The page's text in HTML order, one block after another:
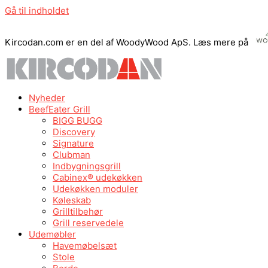
Gå til indholdet
Kircodan.com er en del af WoodyWood ApS. Læs mere på
Nyheder
BeefEater Grill
BIGG BUGG
Discovery
Signature
Clubman
Indbygningsgrill
Cabinex® udekøkken
Udekøkken moduler
Køleskab
Grilltilbehør
Grill reservedele
Udemøbler
Havemøbelsæt
Stole